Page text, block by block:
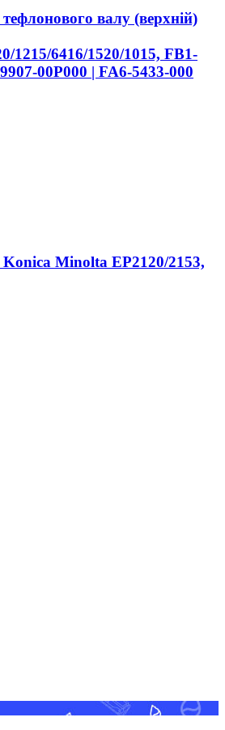
валу (верхній)
1215/6416/1520/1015, FB1-
00P000 | FA6-5433-000
Konica Minolta EP2120/2153,